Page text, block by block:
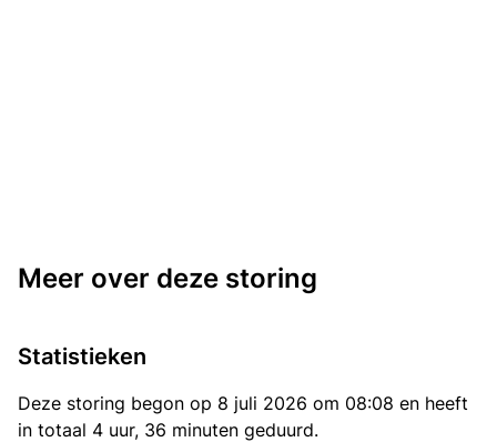
Meer over deze storing
Statistieken
Deze storing begon op 8 juli 2026 om 08:08 en heeft
in totaal 4 uur, 36 minuten geduurd.